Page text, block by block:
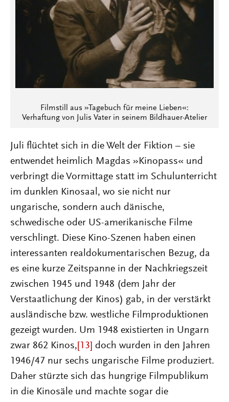
Filmstill aus »Tagebuch für meine Lieben«:
Verhaftung von Julis Vater in seinem Bildhauer-Atelier
Juli flüchtet sich in die Welt der Fiktion – sie
entwendet heimlich Magdas »Kinopass« und
verbringt die Vormittage statt im Schulunterricht
im dunklen Kinosaal, wo sie nicht nur
ungarische, sondern auch dänische,
schwedische oder US-amerikanische Filme
verschlingt. Diese Kino-Szenen haben einen
interessanten realdokumentarischen Bezug, da
es eine kurze Zeitspanne in der Nachkriegszeit
zwischen 1945 und 1948 (dem Jahr der
Verstaatlichung der Kinos) gab, in der verstärkt
ausländische bzw. westliche Filmproduktionen
gezeigt wurden. Um 1948 existierten in Ungarn
zwar 862 Kinos, [13] doch wurden in den Jahren
1946/47 nur sechs ungarische Filme produziert.
Daher stürzte sich das hungrige Filmpublikum
in die Kinosäle und machte sogar die